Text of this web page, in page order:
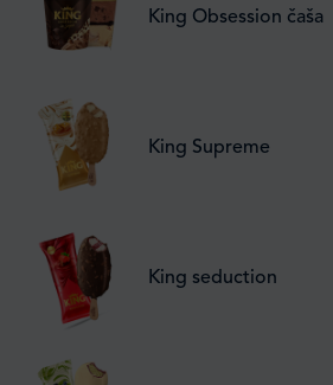
King Obsession čaša
King Supreme
King seduction